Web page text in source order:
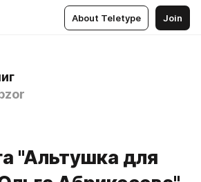
About Teletype Join
"Альтушка для